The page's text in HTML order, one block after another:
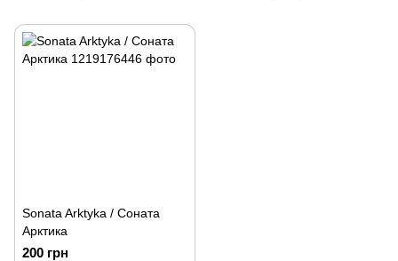
Sonata Arktyka / Соната
Арктика
200 грн